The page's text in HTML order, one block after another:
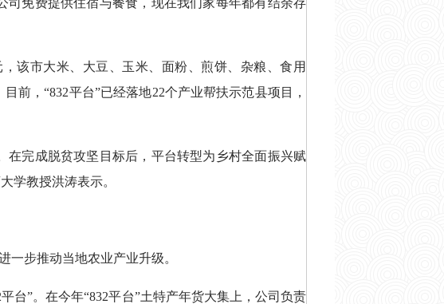
司免费提供住宿与餐食，现在我们家每年都有结余存
该市大米、大豆、玉米、面粉、煎饼、杂粮、食用
前，“832平台”已经落地22个产业帮扶示范县项目，
在完成脱贫攻坚目标后，平台转型为乡村全面振兴赋
学教授洪涛表示。
一步推动当地农业产业升级。
台”。在今年“832平台”土特产年货大集上，公司负责